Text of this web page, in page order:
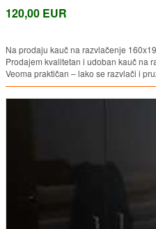
120,00 EUR
Na prodaju kauč na razvlačenje
Prodajem kvalitetan i udoban kauč na
Veoma praktičan – lako se razvlači i